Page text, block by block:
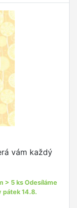
vám každý
> 5 ks Odesíláme
pátek 14.8.